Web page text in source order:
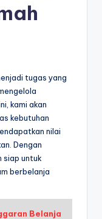
tugas yang
kami akan
kebutuhan
nilai
Dengan
siap untuk
berbelanja
Belanja